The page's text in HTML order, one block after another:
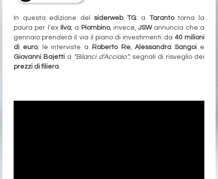
In questa edizione delsiderweb TG: a Tarantotorna la
paura per l’ex
Ilva; a Piombino, invece,JSWannuncia che a
gennaio prenderà il via il piano di investimenti da 40 milioni
di euro; le interviste a Roberto Re,Alessandra Sangoi e
Giovanni Bajetti a “Bilanci d’Acciaio”; segnali di risveglio dei
prezzi di filiera.